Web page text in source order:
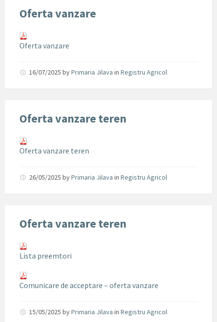
Oferta vanzare
Oferta vanzare
16/07/2025 byPrimaria Jilava in Registru Agricol
Oferta vanzare teren
Oferta vanzare teren
26/05/2025 byPrimaria Jilava in Registru Agricol
Oferta vanzare teren
Lista preemtori
Comunicare de acceptare – oferta vanzare
15/05/2025 byPrimaria Jilava in Registru Agricol